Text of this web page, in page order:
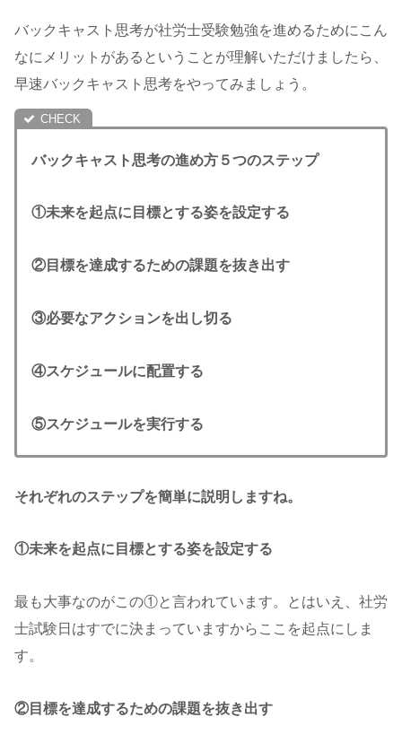
バックキャスト思考が社労士受験勉強を進めるためにこん
なにメリットがあるということが理解いただけましたら、
早速バックキャスト思考をやってみましょう。
バックキャスト思考の進め方５つのステップ
①未来を起点に目標とする姿を設定する
②目標を達成するための課題を抜き出す
③必要なアクションを出し切る
④スケジュールに配置する
⑤スケジュールを実行する
それぞれのステップを簡単に説明しますね。
①未来を起点に目標とする姿を設定する
最も大事なのがこの①と言われています。とはいえ、社労
士試験日はすでに決まっていますからここを起点にしま
す。
②目標を達成するための課題を抜き出す